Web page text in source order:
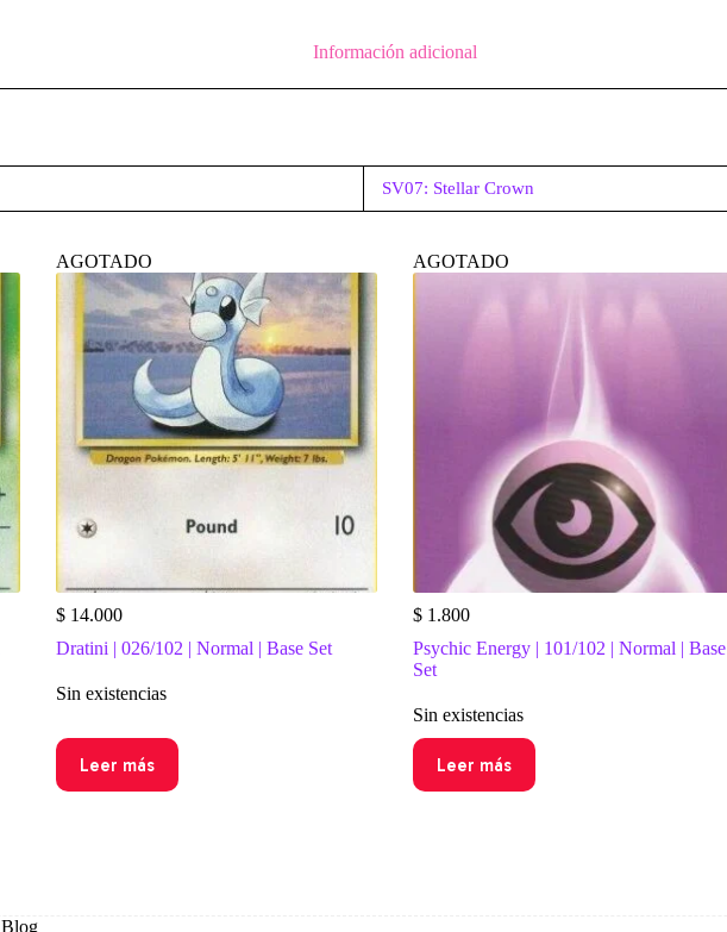
Información adicional
SV07: Stellar Crown
AGOTADO
$14.000
Dratini | 026/102 | Normal | Base Set
Sin existencias
Leer más
AGOTADO
$1.800
Psychic Energy | 101/102 | Normal | Base
Set
Sin existencias
Leer más
Blog